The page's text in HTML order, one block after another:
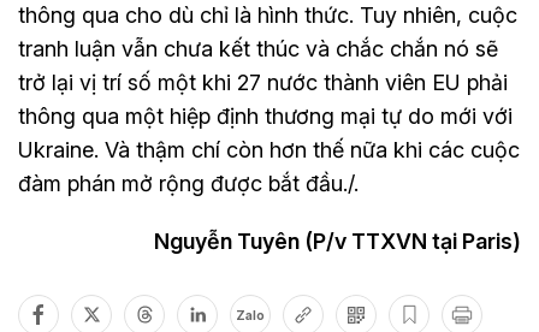
thông qua cho dù chỉ là hình thức. Tuy nhiên, cuộc
tranh luận vẫn chưa kết thúc và chắc chắn nó sẽ
trở lại vị trí số một khi 27 nước thành viên EU phải
thông qua một hiệp định thương mại tự do mới với
Ukraine. Và thậm chí còn hơn thế nữa khi các cuộc
đàm phán mở rộng được bắt đầu./.
Nguyễn Tuyên (P/v TTXVN tại Paris)
Zalo